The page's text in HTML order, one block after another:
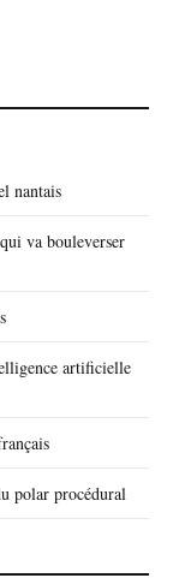
nantais
va bouleverser
artificielle
polar procédural